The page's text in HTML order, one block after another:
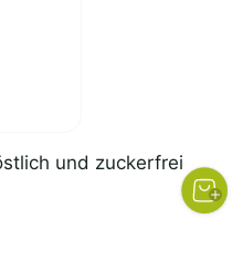
und zuckerfrei